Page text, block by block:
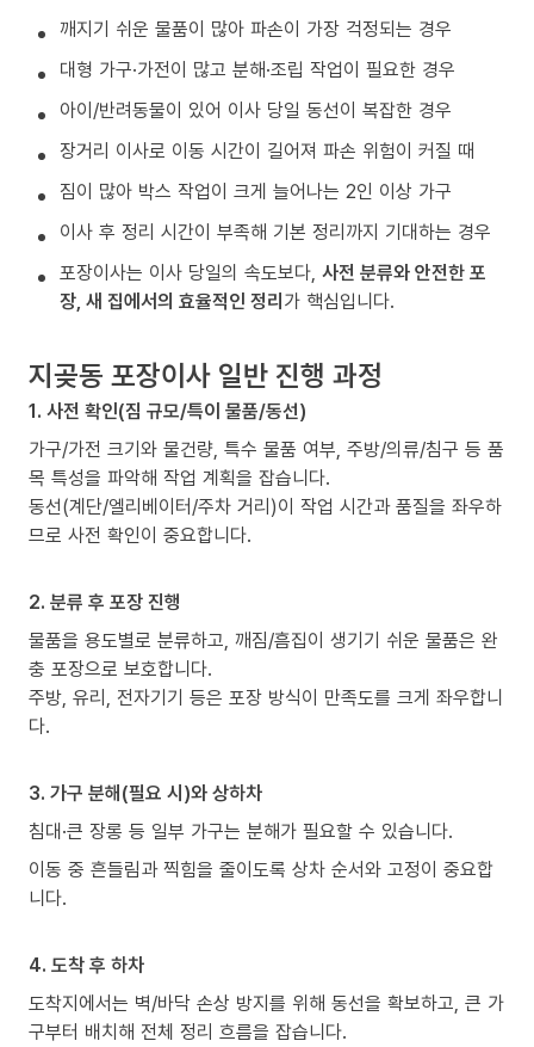
깨지기 쉬운 물품이 많아 파손이 가장 걱정되는 경우
대형 가구·가전이 많고 분해·조립 작업이 필요한 경우
아이/반려동물이 있어 이사 당일 동선이 복잡한 경우
장거리 이사로 이동 시간이 길어져 파손 위험이 커질 때
짐이 많아 박스 작업이 크게 늘어나는 2인 이상 가구
이사 후 정리 시간이 부족해 기본 정리까지 기대하는 경우
포장이사는 이사 당일의 속도보다, 사전 분류와 안전한 포
장, 새 집에서의 효율적인 정리가 핵심입니다.
지곶동 포장이사 일반 진행 과정
1. 사전 확인(짐 규모/특이 물품/동선)
가구/가전 크기와 물건량, 특수 물품 여부, 주방/의류/침구 등 품
목 특성을 파악해 작업 계획을 잡습니다.
동선(계단/엘리베이터/주차 거리)이 작업 시간과 품질을 좌우하
므로 사전 확인이 중요합니다.
2. 분류 후 포장 진행
물품을 용도별로 분류하고, 깨짐/흠집이 생기기 쉬운 물품은 완
충 포장으로 보호합니다.
주방, 유리, 전자기기 등은 포장 방식이 만족도를 크게 좌우합니
다.
3. 가구 분해(필요 시)와 상하차
침대·큰 장롱 등 일부 가구는 분해가 필요할 수 있습니다.
이동 중 흔들림과 찍힘을 줄이도록 상차 순서와 고정이 중요합
니다.
4. 도착 후 하차
도착지에서는 벽/바닥 손상 방지를 위해 동선을 확보하고, 큰 가
구부터 배치해 전체 정리 흐름을 잡습니다.